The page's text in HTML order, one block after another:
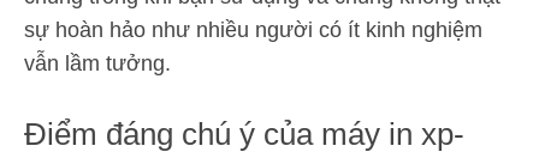
sự hoàn hảo như nhiều người có ít kinh nghiệm
vẫn lầm tưởng.
Điểm đáng chú ý của máy in xp-